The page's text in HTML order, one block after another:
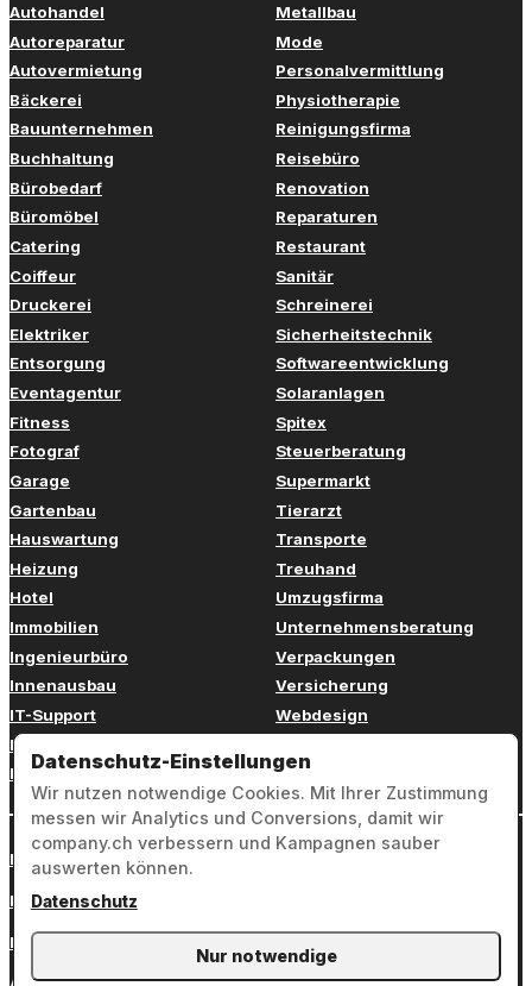
Autohandel
Autoreparatur
Autovermietung
Bäckerei
Bauunternehmen
Buchhaltung
Bürobedarf
Büromöbel
Catering
Coiffeur
Druckerei
Elektriker
Entsorgung
Eventagentur
Fitness
Fotograf
Garage
Gartenbau
Hauswartung
Heizung
Hotel
Immobilien
Ingenieurbüro
Innenausbau
IT-Support
Kinderbetreuung
Kosmetik
Metallbau
Mode
Personalvermittlung
Physiotherapie
Reinigungsfirma
Reisebüro
Renovation
Reparaturen
Restaurant
Sanitär
Schreinerei
Sicherheitstechnik
Softwareentwicklung
Solaranlagen
Spitex
Steuerberatung
Supermarkt
Tierarzt
Transporte
Treuhand
Umzugsfirma
Unternehmensberatung
Verpackungen
Versicherung
Webdesign
Zahnarzt
Login
Impressum
Datenschutz
Datenschutz-Einstellungen
Wir nutzen notwendige Cookies. Mit Ihrer Zustimmung
messen wir Analytics und Conversions, damit wir
company.ch verbessern und Kampagnen sauber
auswerten können.
Datenschutz
Nur notwendige